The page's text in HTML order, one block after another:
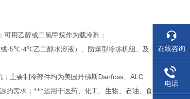
可用乙醇或二氯甲烷作为载冷剂；
-5℃-4℃乙二醇水溶液）、防爆型冷冻机组、及
；主要制冷部件均为美国丹佛斯Danfoss、 ALC
的需求；***运用于医药、化工、 生物、 石油、食
在线咨询
电话